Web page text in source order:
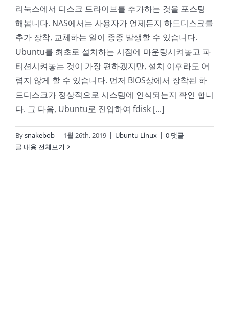
리눅스에서 디스크 드라이브를 추가하는 것을 포스팅
해봅니다. NAS에서는 사용자가 언제든지 하드디스크를
추가 장착, 교체하는 일이 종종 발생할 수 있습니다.
Ubuntu를 최초로 설치하는 시점에 마운팅시켜놓고 파
티션시켜놓는 것이 가장 편하겠지만, 설치 이후라도 어
렵지 않게 할 수 있습니다. 먼저 BIOS상에서 장착된 하
드디스크가 정상적으로 시스템에 인식되는지 확인 합니
다. 그 다음, Ubuntu로 진입하여 fdisk [...]
Bysnakebob | 1월 26th, 2019 | Ubuntu Linux | 0 댓글
글 내용 전체보기